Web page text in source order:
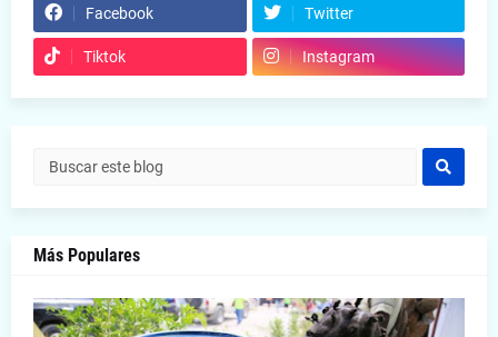
Facebook Twitter
Tiktok Instagram
Más Populares